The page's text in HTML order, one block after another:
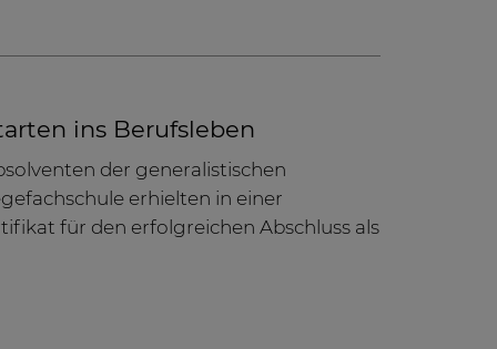
ins Berufsleben
der generalistischen
erhielten in einer
für den erfolgreichen Abschluss als